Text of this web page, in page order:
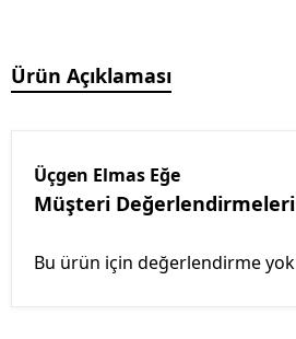
Ürün Açıklaması
Üçgen Elmas Eğe
Müşteri Değerlendirmeleri
Bu ürün için değerlendirme yok